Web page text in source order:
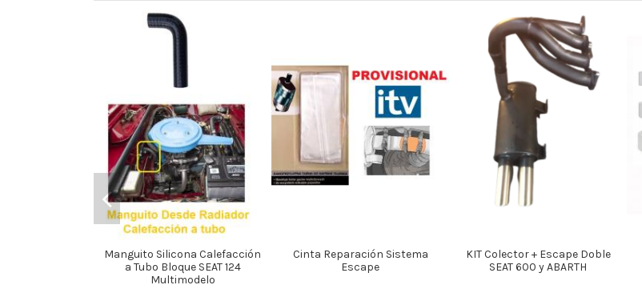
Manguito Silicona Calefacción
a Tubo Bloque SEAT 124
Multimodelo
Cinta Reparación Sistema
Escape
KIT Colector + Escape Doble
SEAT 600 y ABARTH